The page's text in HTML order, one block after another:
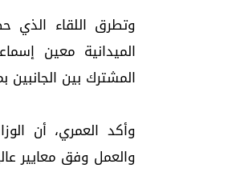
وتطرق اللقاء الذي
الميدانية معين
المشترك بين
وأكد العمري، أن
والعمل وفق معايير